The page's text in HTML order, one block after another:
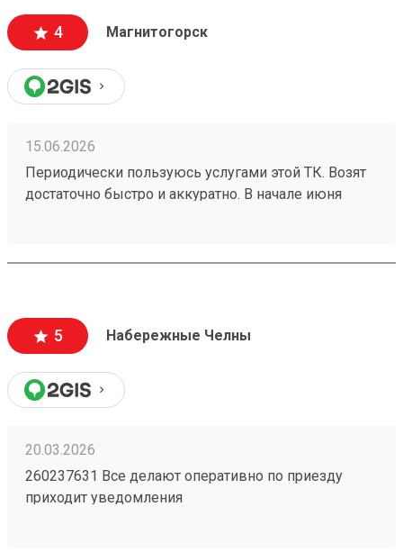
4 Магнитогорск
15.06.2026
Периодически пользуюсь услугами этой ТК. Возят
достаточно быстро и аккуратно. В начале июня
отправитель маркером указал это. Коробка пришла
воскресенье выходной , а в будни дни до 18:00.
Есть люди которые тоже работают по пятидневке
Сделайте выходные воскресенье-понедельник. В
субботу многим будет очень удобно забирать
5 Набережные Челны
20.03.2026
260237631 Все делают оперативно по приезду
приходит уведомления